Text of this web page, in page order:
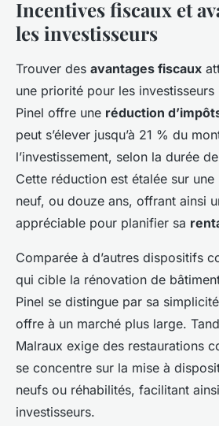
Incentives fiscaux et
les investisseurs
Trouver des avantages fiscaux
une priorité pour les
Pinel offre une réduction
peut s’élever jusqu’à 21 % du
l’investissement, selon la durée
Cette réduction est étalée sur
neuf, ou douze ans, offrant ainsi
appréciable pour planifier sa
Comparée à d’autres dispositifs
qui cible la rénovation de
Pinel se distingue par sa simplicité
offre à un marché plus large.
Malraux exige des restaurations
se concentre sur la mise à
neufs ou réhabilités, facilitant
investisseurs.